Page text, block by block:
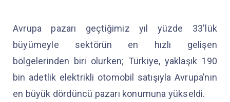
Avrupa pazarı geçtiğimiz yıl yüzde 33'lük
büyümeyle sektörün en hızlı gelişen
bölgelerinden biri olurken; Türkiye, yaklaşık 190
bin adetlik elektrikli otomobil satışıyla Avrupa’nın
en büyük dördüncü pazarı konumuna yükseldi.